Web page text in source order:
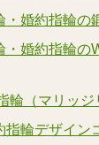
・婚約指輪の
・婚約指輪の
輪（マリッ
指輪デザイン